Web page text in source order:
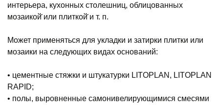
интерьера, кухонных столешниц, облицованных
мозаикой̆ или плиткой̆ и т. п.
Может применяться для укладки и затирки плитки или
мозаики на следующих видах оснований:
• цементные стяжки и штукатурки LITOPLAN, LITOPLAN
RAPID;
• полы, выровненные самонивелирующимися смесями